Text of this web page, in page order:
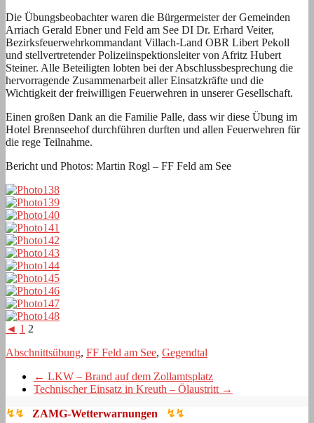
Die Übungsbeobachter waren die Bürgermeister der Gemeinden
Arriach Gerald Ebner und Feld am See DI Dr. Erhard Veiter,
Bezirksfeuerwehrkommandant Villach-Land OBR Libert Pekoll
und stellvertretender Polizeiinspektionsleiter von Afritz Hubert
Steiner. Alle Beteiligten lobten bei der Abschlussbesprechung die
hervorragende Zusammenarbeit aller Einsatzkräfte und die
Wichtigkeit der freiwilligen Feuerwehren in unserer Gesellschaft.
Einen großen Dank an die Familie Palle, dass wir diese Übung im
Hotel Brennseehof durchführen durften und allen Feuerwehren für
die rege Teilnahme.
Bericht und Photos: Martin Rogl – FF Feld am See
◄ 1 2
Abschnittsübung, FF Feld am See, Gegendtal
← LKW – Brand auf dem Zollamtsplatz
Technischer Einsatz in Kreuth – Ölaustritt →
↯↯ ZAMG-Wetterwarnungen ↯↯